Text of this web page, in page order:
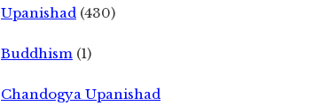
Upanishad (430)
Buddhism (1)
Chandogya Upanishad